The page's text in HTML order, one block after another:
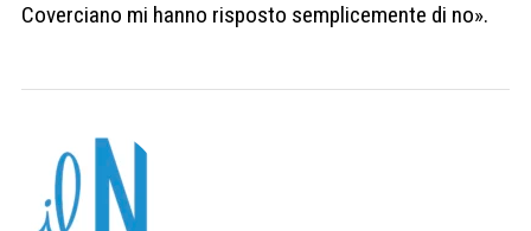
Coverciano mi hanno risposto semplicemente di no».